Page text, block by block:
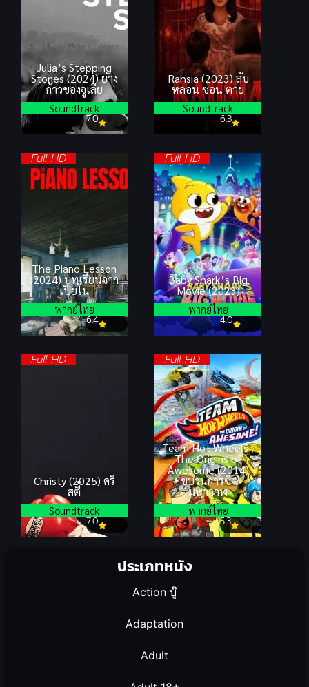
ประเภทหนัง
Action บู๊
Adaptation
Adult
Julia’s Stepping
Stones (2024) ย่าง
ก้าวของจูเลีย
7.0
Soundtrack
Rahsia (2023) ลับ
หลอน ซ่อน ตาย
6.3
Soundtrack
Full HD
The Piano Lesson
(2024) บทเรียนจาก
เปียโน
6.4
พากย์ไทย
Full HD
Baby Shark’s Big
Movie (2023)
4.0
พากย์ไทย
Full HD
Christy (2025) คริ
สตี้
7.0
Soundtrack
Full HD
Team Hot Wheels :
The Origins of
Awesome (2014)
ขบวนการซิ่ง
มหากาฬ
5.3
พากย์ไทย